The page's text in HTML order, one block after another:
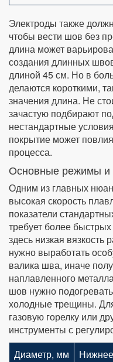
Электроды также
чтобы вести шов без
длина может
создания длинных
длиной 45 см. Но в
делаются короткими,
значения длина. Не
зачастую подбирают
нестандартные
покрытие может
процесса.
Основные режимы
Одним из главных
высокая скорость
показатели
требует более
здесь низкая вязкость
нужно выработать
валика шва, иначе
наплавленного
шов нужно
холодные трещины.
газовую горелку или
инструменты с
Диаметр, мм